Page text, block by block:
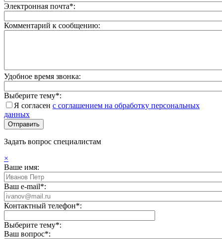
Электронная почта*:
Комментарий к сообщению:
Удобное время звонка:
Выберите тему*:
Я согласен с соглашением на обработку персональных
данных
Задать вопрос специалистам
×
Ваше имя:
Ваш e-mail*:
Контактный телефон*:
Выберите тему*:
Ваш вопрос*: